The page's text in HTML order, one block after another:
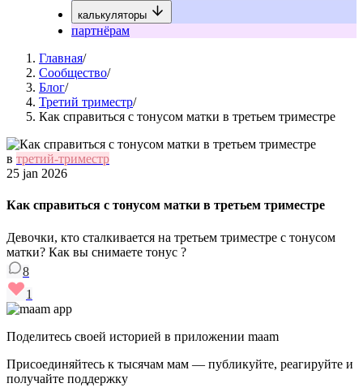
калькуляторы
партнёрам
Главная/
Сообщество/
Блог/
Третий триместр/
Как справиться с тонусом матки в третьем триместре
в третий-триместр
25 jan 2026
Как справиться с тонусом матки в третьем триместре
Девочки, кто сталкивается на третьем триместре с тонусом
матки? Как вы снимаете тонус ?
8
1
Поделитесь своей историей в приложении maam
Присоединяйтесь к тысячам мам — публикуйте, реагируйте и
получайте поддержку